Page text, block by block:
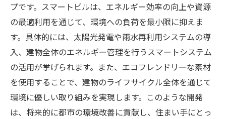
プです。スマートビルは、エネルギー効率の向上や資源
の最適利用を通じて、環境への負荷を最小限に抑えま
す。具体的には、太陽光発電や雨水再利用システムの導
入、建物全体のエネルギー管理を行うスマートシステム
の活用が挙げられます。また、エコフレンドリーな素材
を使用することで、建物のライフサイクル全体を通じて
環境に優しい取り組みを実現します。このような開発
は、将来的に都市の環境改善に貢献し、住まい手にとっ